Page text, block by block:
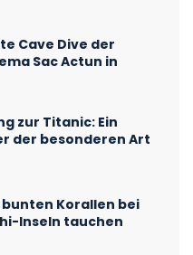
Cave Dive der
Sac Actun in
zur Titanic: Ein
der besonderen Art
bunten Korallen bei
Inseln tauchen